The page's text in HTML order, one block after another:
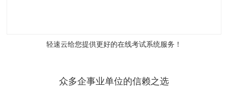
轻速云给您提供更好的在线考试系统服务！
众多企事业单位的信赖之选